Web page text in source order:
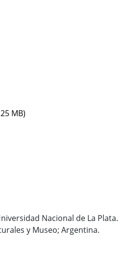
MB)
Nacional de La Plata.
y Museo; Argentina.